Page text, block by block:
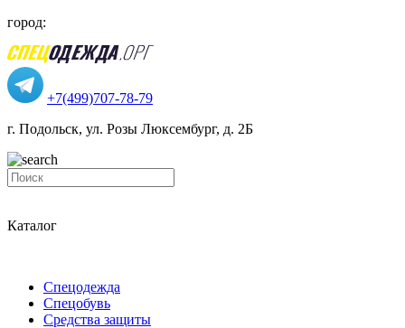
город:
+7(499)707-78-79
г. Подольск, ул. Розы Люксембург, д. 2Б
Каталог
Спецодежда
Спецобувь
Средства защиты